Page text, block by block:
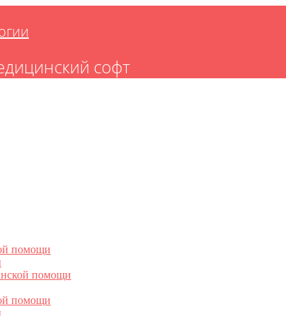
софт
помощи
помощи
помощи